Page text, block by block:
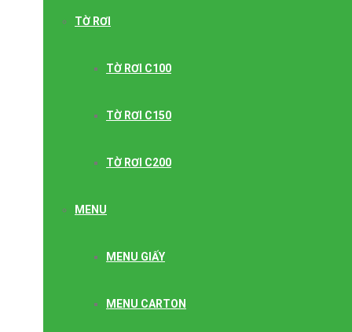
TỜ RƠI
TỜ RƠI C100
TỜ RƠI C150
TỜ RƠI C200
MENU
MENU GIẤY
MENU CARTON